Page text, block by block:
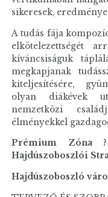
sikeresek,
A tudás fája
elkötelezettségét
kíváncsiságuk
megkapjanak
kiteljesítésére,
olyan diákévek
nemzetközi
élményekkel
Prémium Zóna
Hajdúszoboszlói
Hajdúszoboszló